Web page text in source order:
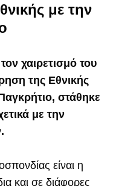
με την
χαιρετισμό του
της Εθνικής
στάθηκε
με την
είναι η
και σε διάφορες